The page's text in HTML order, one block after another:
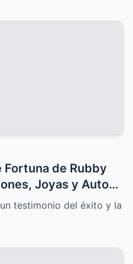
Fortuna de Rubby
Joyas y Autos
testimonio del éxito y la